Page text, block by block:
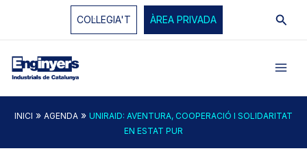
COL·LEGIA'T ÀREA PRIVADA
INICI » AGENDA » UNIRAID: AVENTURA, COOPERACIÓ I SOLIDARITAT
EN ESTAT PUR